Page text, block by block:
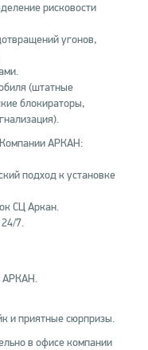
рисковости
угонов,
(штатные
блокираторы,
Компании АРКАН:
подход к установке
СЦ Аркан.
7.
АРКАН.
и приятные сюрпризы.
в офисе компании